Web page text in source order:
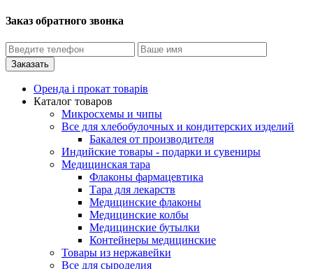
Заказ обратного звонка
Оренда і прокат товарів
Каталог товаров
Микросхемы и чипы
Все для хлебобулочных и кондитерских изделий
Бакалея от производителя
Индийские товары - подарки и сувениры
Медицинская тара
Флаконы фармацевтика
Тара для лекарств
Медицинские флаконы
Медицинские колбы
Медицинские бутылки
Контейнеры медицинские
Товары из нержавейки
Все для сыроделия